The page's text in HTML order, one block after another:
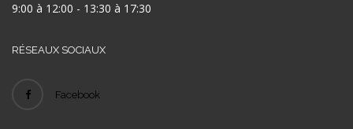
9:00 à 12:00 - 13:30 à 17:30
RÉSEAUX SOCIAUX
Facebook